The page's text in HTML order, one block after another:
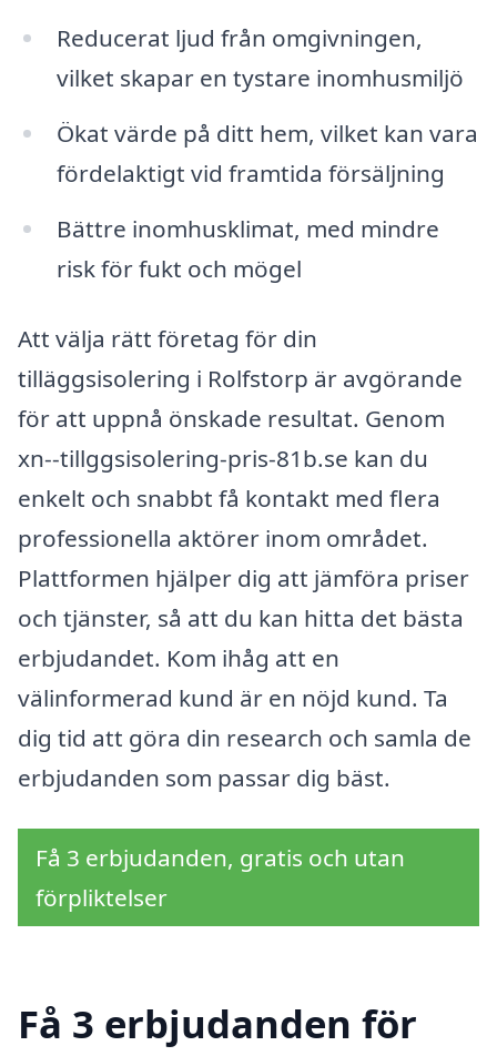
Reducerat ljud från omgivningen,
vilket skapar en tystare inomhusmiljö
Ökat värde på ditt hem, vilket kan vara
fördelaktigt vid framtida försäljning
Bättre inomhusklimat, med mindre
risk för fukt och mögel
Att välja rätt företag för din
tilläggsisolering i Rolfstorp är avgörande
för att uppnå önskade resultat. Genom
xn--tillggsisolering-pris-81b.se kan du
enkelt och snabbt få kontakt med flera
professionella aktörer inom området.
Plattformen hjälper dig att jämföra priser
och tjänster, så att du kan hitta det bästa
erbjudandet. Kom ihåg att en
välinformerad kund är en nöjd kund. Ta
dig tid att göra din research och samla de
erbjudanden som passar dig bäst.
Få 3 erbjudanden, gratis och utan
förpliktelser
Få 3 erbjudanden för